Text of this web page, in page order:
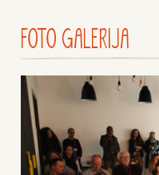
FOTO GALERIJA